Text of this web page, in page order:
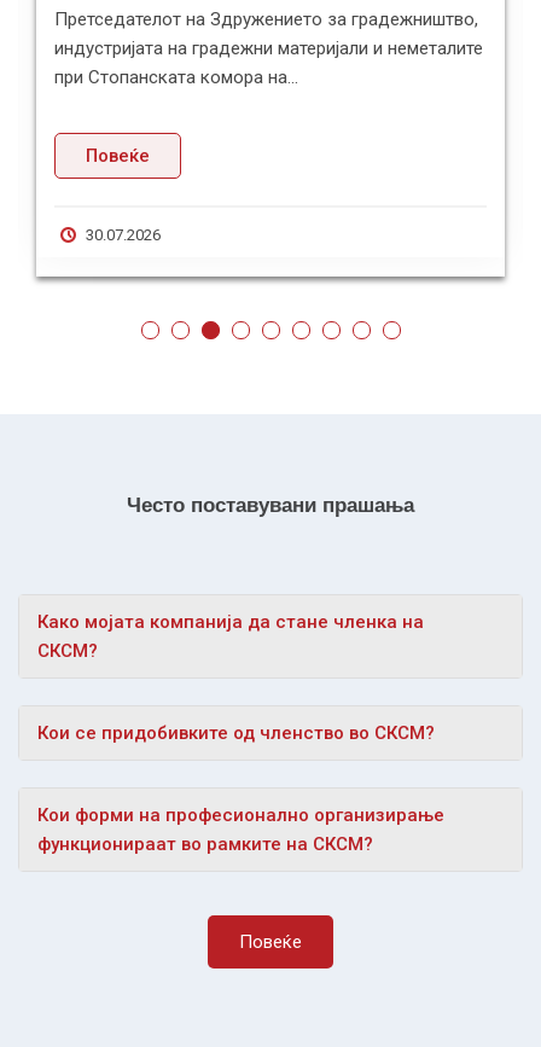
Претседателот на Здружението за градежништво,
индустријата на градежни материјали и неметалите
при Стопанската комора на...
Повеќе
30.07.2026
Често поставувани прашања
Како мојата компанија да стане членка на
СКСМ?
Кои се придобивките од членство во СКСМ?
Кои форми на професионално организирање
функционираат во рамките на СКСМ?
Повеќе